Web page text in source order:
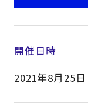
開催日時
2021年8月25